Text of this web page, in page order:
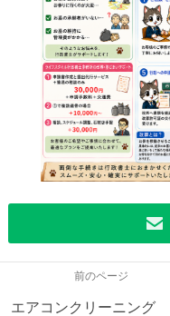
前のページ
エアコンクリーニング